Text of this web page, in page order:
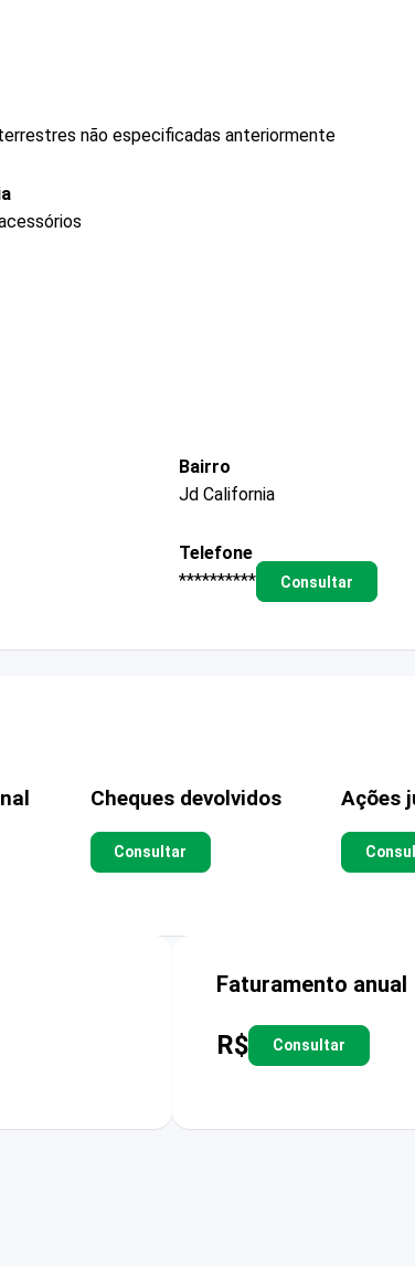
não especificadas anteriormente
Bairro
Jd California
Telefone
**********
Consultar
Cheques devolvidos
Consultar
Ações
Faturamento anual
R$ Consultar